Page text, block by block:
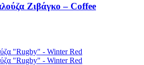
Ζιβάγκο – Coffee